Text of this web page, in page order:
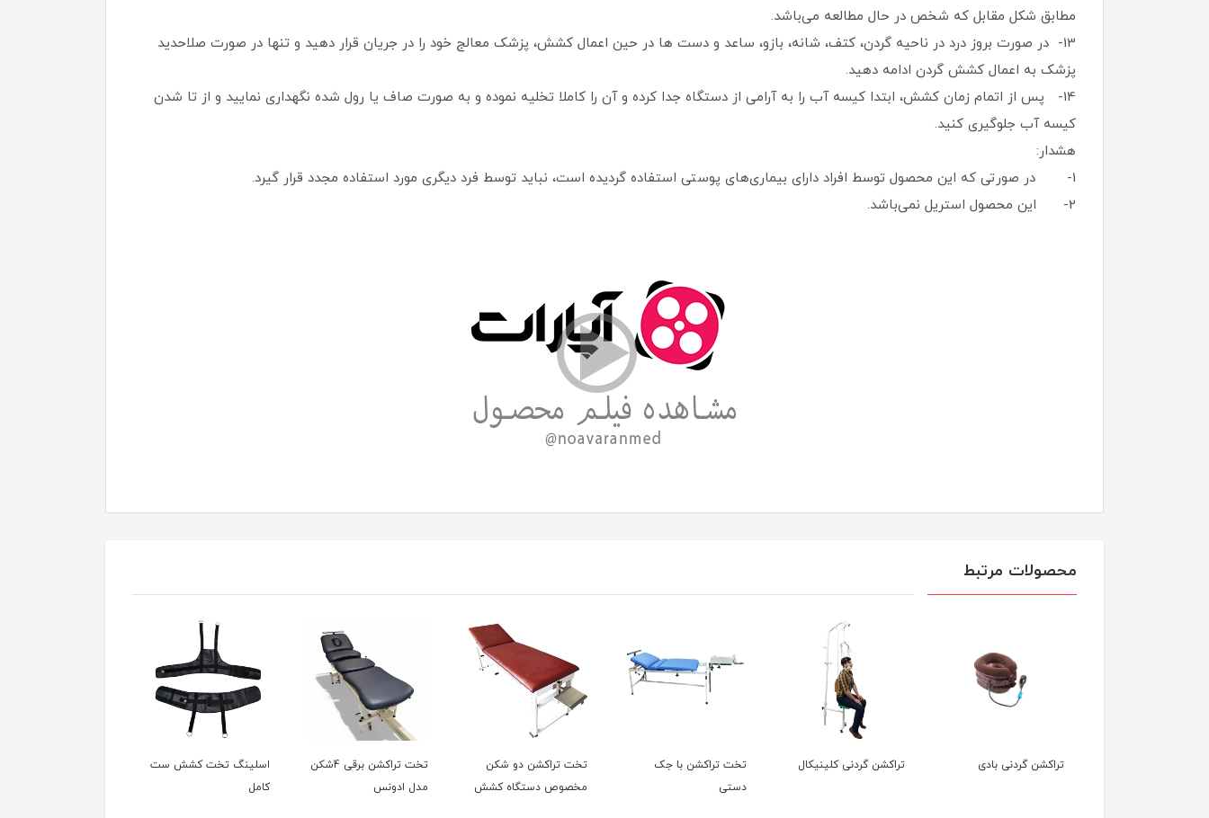
مطابق شکل مقابل که شخص در حال مطالعه می‌باشد.
13- در صورت بروز درد در ناحیه گردن، کتف، شانه، بازو، ساعد و دست‌ ها در حین اعمال کشش، پزشک معالج خود را در جریان قرار دهید و تنها در صورت صلاحدید
پزشک به اعمال کشش گردن ادامه دهید.
14- پس از اتمام زمان کشش، ابتدا کیسه آب را به آرامی از دستگاه جدا کرده و آن را کاملا تخلیه نموده و به صورت صاف یا رول شده نگهداری نمایید و از تا شدن
کیسه آب جلوگیری کنید.
هشدار:
1- در صورتی که این محصول توسط افراد دارای بیماری‌های پوستی استفاده گردیده است، نباید توسط فرد دیگری مورد استفاده مجدد قرار گیرد.
2- این محصول استریل نمی‌باشد.
محصولات مرتبط
تراکشن گردنی بادی تراکشن گردنی کلینیکال
تخت تراکشن با جک
دستی
تخت تراکشن دو شکن
مخصوص دستگاه کشش
تخت تراکشن برقی 4شکن
مدل ادونس
اسلینگ تخت کشش ست
کامل